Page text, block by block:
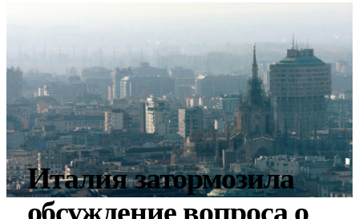
Италия затормозила
обсуждение вопроса о